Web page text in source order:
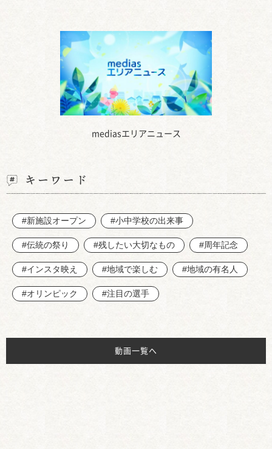
mediasエリアニュース
キーワード
#新施設オープン #小中学校の出来事
#伝統の祭り #残したい大切なもの #周年記念
#インスタ映え #地域で楽しむ #地域の有名人
#オリンピック #注目の選手
動画一覧へ